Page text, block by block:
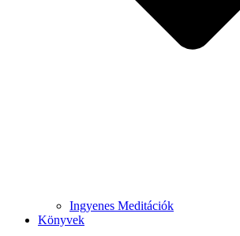
Ingyenes Meditációk
Könyvek